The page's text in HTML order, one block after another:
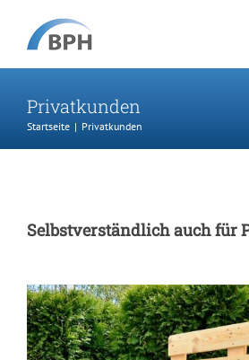
Inhalt
Privatkunden
Startseite Privatkunden
Selbstverständlich auch für